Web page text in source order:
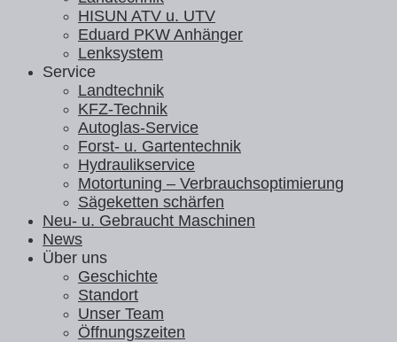
HISUN ATV u. UTV
Eduard PKW Anhänger
Lenksystem
Service
Landtechnik
KFZ-Technik
Autoglas-Service
Forst- u. Gartentechnik
Hydraulikservice
Motortuning – Verbrauchsoptimierung
Sägeketten schärfen
Neu- u. Gebraucht Maschinen
News
Über uns
Geschichte
Standort
Unser Team
Öffnungszeiten